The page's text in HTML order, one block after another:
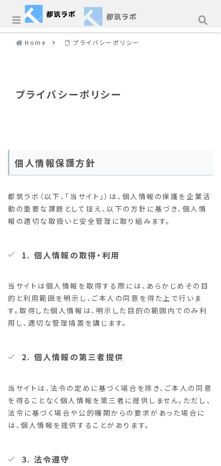
Home プライバシーポリシー
プライバシーポリシー
個人情報保護方針
都筑ラボ（以下、「当サイト」）は、個人情報の保護を企業活
動の重要な課題として捉え、以下の方針に基づき、個人情
報の適切な取扱いと安全管理に取り組みます。
1. 個人情報の取得・利用
当サイトは個人情報を取得する際には、あらかじめその目
的と利用範囲を明示し、ご本人の同意を得た上で行いま
す。取得した個人情報は、明示した目的の範囲内でのみ利
用し、適切な管理措置を講じます。
2. 個人情報の第三者提供
当サイトは、法令の定めに基づく場合を除き、ご本人の同意
を得ることなく個人情報を第三者に提供しません。ただし、
法令に基づく場合や公的機関からの要求があった場合に
は、個人情報を提供することがあります。
3. 法令遵守